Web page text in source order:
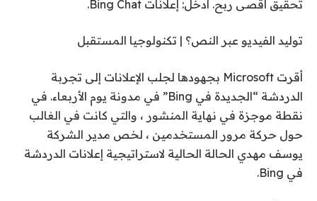
تحقيق أقصى ربح. أدخل: إعلانات Bing Chat.
توليد الفيديو عبر النص؟ | تكنولوجيا المستقبل
أقرت Microsoft بجهودها لجلب الإعلانات إلى تجربة
الدردشة “الجديدة في Bing” في
مدونة يوم الأربعاء. في
نقطة موجزة في نهاية المنشور ، والتي كانت في الغالب
حول حركة مرور المستخدمين ، لخص مدير الشركة
يوسف مهدي الحالة الحالية لاستراتيجية إعلانات الدردشة
في Bing.